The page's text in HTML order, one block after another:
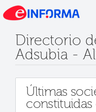
Directorio
Adsubia -
Últimas
constituidas